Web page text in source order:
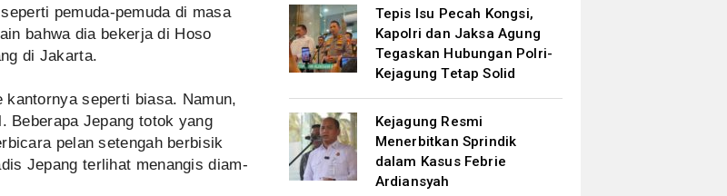
pemuda-pemuda di masa
bahwa dia bekerja di Hoso
di Jakarta.
kantornya seperti biasa. Namun,
Beberapa Jepang totok yang
pelan setengah berbisik
Jepang terlihat menangis diam-
Tepis Isu Pecah Kongsi,
Kapolri dan Jaksa Agung
Tegaskan Hubungan Polri-
Kejagung Tetap Solid
Kejagung Resmi
Menerbitkan Sprindik
dalam Kasus Febrie
Ardiansyah